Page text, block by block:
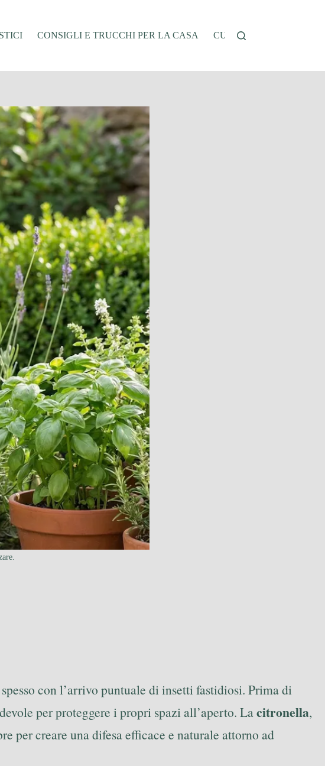
CONSIGLI E TRUCCHI PER LA CASA CUCINA E RICETTE
con l’arrivo puntuale di insetti fastidiosi. Prima di
per proteggere i propri spazi all’aperto. Lacitronella,
per creare una difesa efficace e naturale attorno ad